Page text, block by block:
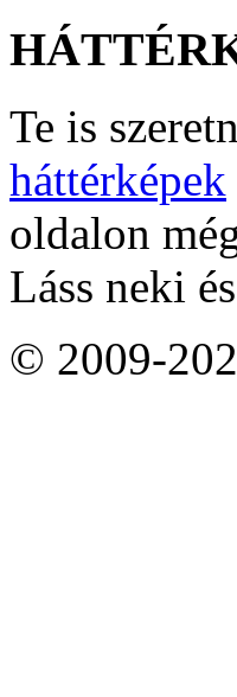
Te is
háttérképek
oldalon
Láss neki
© 2009-